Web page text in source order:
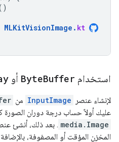
MLKitVisionImage . kt
استخدام ByteBuffer أو
لإنشاء عنصر InputImage من
عليك أولاً حساب درجة دوران الصورة
media.Image . بعد ذلك، أنشئ
المخزن المؤقت أو المصفوفة،